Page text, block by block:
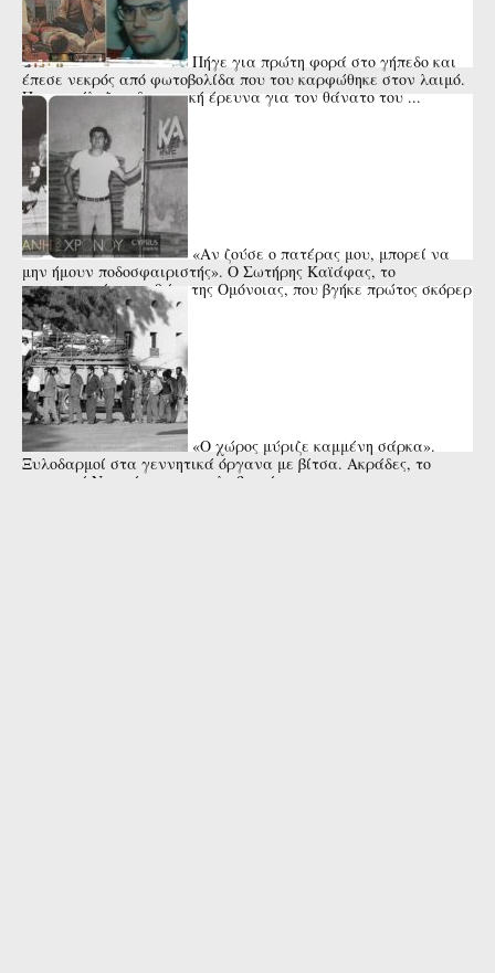
Πήγε για πρώτη φορά στο γήπεδο και
έπεσε νεκρός από φωτοβολίδα που του καρφώθηκε στον λαιμό.
Που κατέληξε η δικαστική έρευνα για τον θάνατο του ...
«Αν ζούσε ο πατέρας μου, μπορεί να
μην ήμουν ποδοσφαιριστής». Ο Σωτήρης Καϊάφας, το
αναντικατάστατο 9άρι της Ομόνοιας, που βγήκε πρώτος σκόρερ
της Ευρώπης και ...
«Ο χώρος μύριζε καμμένη σάρκα».
Ξυλοδαρμοί στα γεννητικά όργανα με βίτσα. Ακράδες, το
κυπριακό Νταχάου των εγκλωβισμένων.